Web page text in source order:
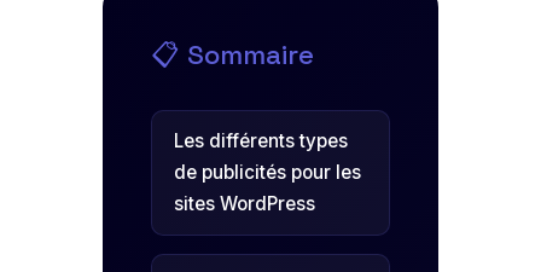
📋 Sommaire
Les différents types
de publicités pour les
sites WordPress